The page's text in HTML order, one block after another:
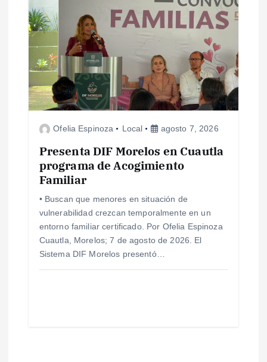
Ofelia Espinoza Local agosto 7, 2026
Presenta DIF Morelos en Cuautla
programa de Acogimiento
Familiar
• Buscan que menores en situación de
vulnerabilidad crezcan temporalmente en un
entorno familiar certificado. Por Ofelia Espinoza
Cuautla, Morelos; 7 de agosto de 2026. El
Sistema DIF Morelos presentó…